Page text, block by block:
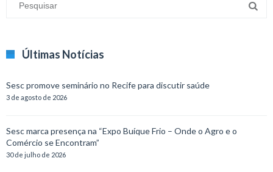
Últimas Notícias
Sesc promove seminário no Recife para discutir saúde
3 de agosto de 2026
Sesc marca presença na “Expo Buíque Frio – Onde o Agro e o
Comércio se Encontram”
30 de julho de 2026